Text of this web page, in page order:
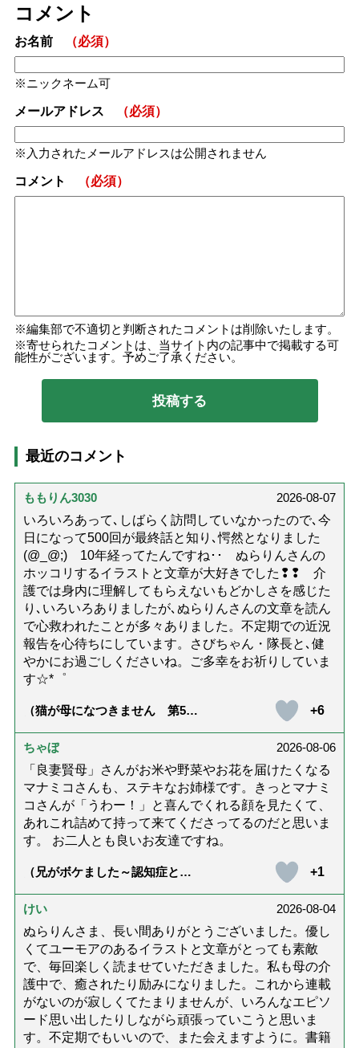
コメント
お名前 （必須）
ニックネーム可
メールアドレス （必須）
入力されたメールアドレスは公開されません
コメント （必須）
編集部で不適切と判断されたコメントは削除いたします。
寄せられたコメントは、当サイト内の記事中で掲載する可
能性がございます。予めご了承ください。
最近のコメント
ももりん3030
2026-08-07
いろいろあって､しばらく訪問していなかったので､今
日になって500回が最終話と知り､愕然となりました
(@_@;) 10年経ってたんですね･･ ぬらりんさんの
ホッコリするイラストと文章が大好きでした❢❢ 介
護では身内に理解してもらえないもどかしさを感じた
り､いろいろありましたが､ぬらりんさんの文章を読ん
で心救われたことが多々ありました。不定期での近況
報告を心待ちにしています。さびちゃん・隊長と､健
やかにお過ごしくださいね。ご多幸をお祈りしていま
す☆*゜
（猫が母になつきません 第500
+6
ちゃぼ
2026-08-06
「良妻賢母」さんがお米や野菜やお花を届けたくなる
マナミコさんも、ステキなお姉様です。きっとマナミ
コさんが「うわー！」と喜んでくれる顔を見たくて、
あれこれ詰めて持って来てくださってるのだと思いま
す。 お二人とも良いお友達ですね。
（兄がボケました～認知症と介
達』が届きました」）
+1
けい
2026-08-04
ぬらりんさま、長い間ありがとうございました。優し
くてユーモアのあるイラストと文章がとっても素敵
で、毎回楽しく読ませていただきました。私も母の介
護中で、癒されたり励みになりました。これから連載
がないのが寂しくてたまりませんが、いろんなエピソ
ード思い出したりしながら頑張っていこうと思いま
す。不定期でもいいので、また会えますように。書籍